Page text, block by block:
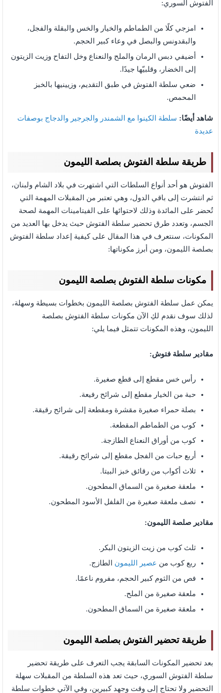
الفتوش السوري:
امزجي كلًا من الطماطم والخيار والخس والبقلة والفجل،
والبقدونس والبصل في وعاء كبير الحجم.
أضيفي دبس الرمان والملح والنعناع وخل التفاح وزيت الزيتون
إلى الخضار، وقلبيّها جيدًا.
ضعي سلطة الفتوش في طبق التقديم، وزيينيها بالخبز
المحمص.
شاهد أيضًا: سلطة الكينوا مع الشمندر والجرجير والدجاج بوصفات
عديدة
طريقة سلطة الفتوش بصلصة الليمون
الفتوش هو أحد أنواع السلطات التي اشتهرت في بلاد الشام ولبنان،
ثم انتشرت إلى باقي الدول، وهي تعتبر من المقبلات المهمة التي
تُحضر على المائدة وذلك لاحتوائها على الفيتامينات المهمة لصحة
الجسم، وتعدد طرق تحضير سلطة الفتوش حيث يدخل بها العديد من
المكونات، سنتعرف في هذا المقال على كيفية إعداد سلطة الفتوش
بصلصة الليمون، ومن أبرز مكوناتها:
مكونات سلطة الفتوش بصلصة الليمون
يمكن عمل سلطة الفتوش بصلصة الليمون بخطوات بسيطة وسهلة،
لذلك سوف نقدم لكِ الآن مكونات سلطة الفتوش بصلصة
الليمون، وهذه المكونات تتمثل فيما يلي:
مقادير سلطة فتوش:
رأس خس مقطع إلى قطع صغيرة.
حبة من الخيار مقطع إلى شرائح رفيعة.
بصلة حمراء صغيرة مقشرة ومقطعة إلى شرائح رقيقة.
كوب من الطماطم المقطعة.
كوب من أوراق النعناع الطازجة.
أربع حبات من الفجل مقطع إلى شرائح رقيقة.
ثلاث أكواب من رقائق خبز البيتا.
ملعقة صغيرة من السماق المطحون.
نصف ملعقة صغيرة من الفلفل الأسود المطحون.
مقادير صلصة الليمون:
ثلث كوب من زيت الزيتون البكر.
ربع كوب من عصير الليمون الطازج.
فص من الثوم كبير الحجم، مفروم ناعمًا.
ملعقة صغيرة من الملح.
ملعقة صغيرة من السماق المطحون.
طريقة تحضير الفتوش بصلصة الليمون
بعد تحضير المكونات السابقة يجب التعرف على طريقة تحضير
سلطة الفتوش السوري، حيث تعد هذه السلطة من المقبلات سهلة
التحضير ولا تحتاج إلى وقت وجهد كبيرين، وفي الآتي خطوات سلطة